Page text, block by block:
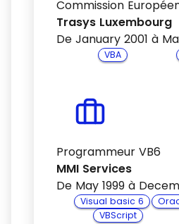
Commission
Trasys Luxembourg
De January 2001 à
VBA
Programmeur VB6
MMI Services
De May 1999 à
Visual basic 6
VBScript